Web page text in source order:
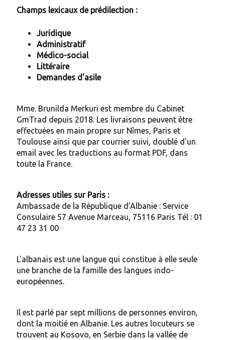
Champs lexicaux de prédilection :
Juridique
Administratif
Médico-social
Littéraire
Demandes d'asile
Mme. Brunilda Merkuri est membre du Cabinet
GmTrad depuis 2018. Les livraisons peuvent être
effectuées en main propre sur Nîmes, Paris et
Toulouse ainsi que par courrier suivi, doublé d'un
email avec les traductions au format PDF, dans
toute la France.
Adresses utiles sur Paris :
Ambassade de la République d'Albanie : Service
Consulaire 57 Avenue Marceau, 75116 Paris Tél : 01
47 23 31 00
L'albanais est une langue qui constitue à elle seule
une branche de la famille des langues indo-
européennes.
Il est parlé par sept millions de personnes environ,
dont la moitié en Albanie. Les autres locuteurs se
trouvent au Kosovo, en Serbie dans la vallée de